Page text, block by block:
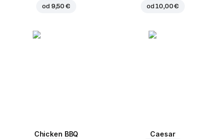
od 9,50 € od10,00 €
Chicken BBQ Caesar